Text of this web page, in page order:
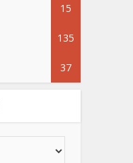
15
135
37